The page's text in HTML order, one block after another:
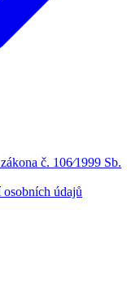
č. 106⁄1999 Sb.
údajů